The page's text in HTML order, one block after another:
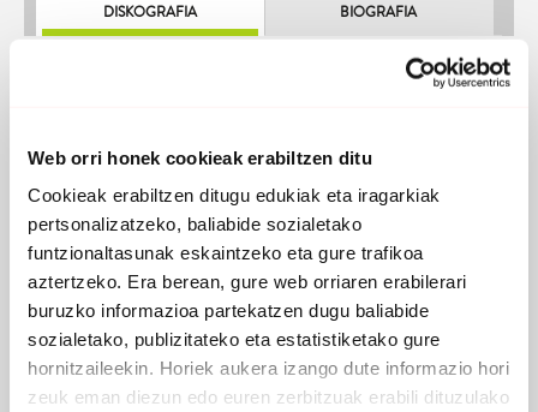
Web orri honek cookieak erabiltzen ditu
Cookieak erabiltzen ditugu edukiak eta iragarkiak
pertsonalizatzeko, baliabide sozialetako
funtzionaltasunak eskaintzeko eta gure trafikoa
aztertzeko. Era berean, gure web orriaren erabilerari
buruzko informazioa partekatzen dugu baliabide
sozialetako, publizitateko eta estatistiketako gure
hornitzaileekin. Horiek aukera izango dute informazio hori
zeuk eman diezun edo euren zerbitzuak erabili dituzulako
DISKOGRAFIA BIOGRAFIA